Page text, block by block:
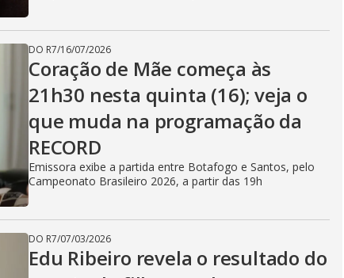
DO R7/16/07/2026
Coração de Mãe começa às
21h30 nesta quinta (16); veja o
que muda na programação da
RECORD
Emissora exibe a partida entre Botafogo e Santos, pelo
Campeonato Brasileiro 2026, a partir das 19h
DO R7/07/03/2026
Edu Ribeiro revela o resultado do